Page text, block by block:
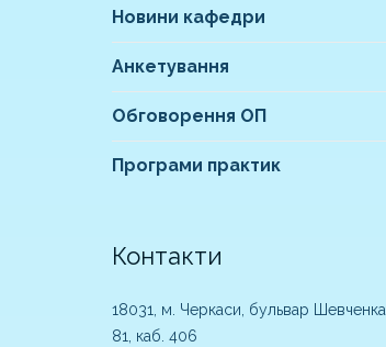
Новини кафедри
Анкетування
Обговорення ОП
Програми практик
Контакти
18031, м. Черкаси, бульвар Шевченка,
81, каб. 406